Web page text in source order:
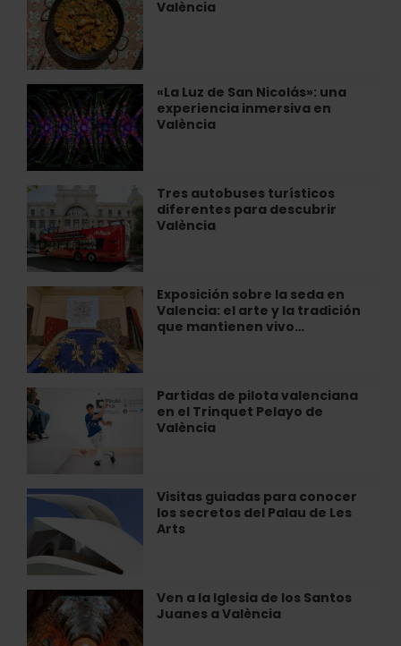
tesoro
bajo
tierra
València
València
a
cocinar
paella
en
València
«La Luz de San Nicolás»: una
experiencia inmersiva en
València
Luz
de
San
Nicolás»:
una
experiencia
inmersiva
en
València
Tres autobuses turísticos
diferentes para descubrir
València
Tres
autobuses
turísticos
diferentes
para
descubrir
València
Exposición sobre la seda en
Valencia: el arte y la tradición
que mantienen vivo…
Exposición
sobre
la
seda
en
Valencia:
el
arte
y
que
mantienen
Partidas de pilota valenciana
en el Trinquet Pelayo de
València
Partidas
de
pilota
valenciana
el
Trinquet
Pelayo
València
Visitas guiadas para conocer
los secretos del Palau de Les
Arts
Visitas
guiadas
para
conocer
los
secretos
del
Palau
Ven a la Iglesia de los Santos
Juanes a València
la